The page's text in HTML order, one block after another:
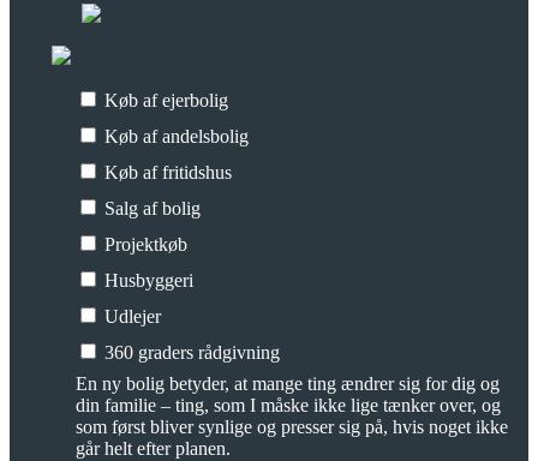
Køb af ejerbolig
Køb af andelsbolig
Køb af fritidshus
Salg af bolig
Projektkøb
Husbyggeri
Udlejer
360 graders rådgivning
En ny bolig betyder, at mange ting ændrer sig for dig og
din familie – ting, som I måske ikke lige tænker over, og
som først bliver synlige og presser sig på, hvis noget ikke
går helt efter planen.